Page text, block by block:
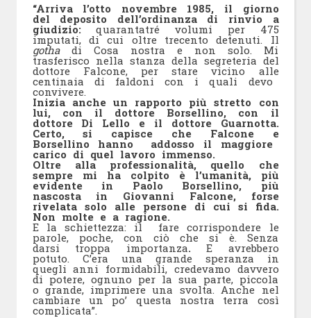
“Arriva l’otto novembre 1985, il giorno
del deposito dell’ordinanza di rinvio a
giudizio:quarantatré volumi per 475
imputati, di cui oltre trecento detenuti. Il
gothadi Cosa nostra e non solo. Mi
trasferisco nella stanza della segreteria del
dottore Falcone, per stare vicino alle
centinaia di faldoni con i quali devo
convivere.
Inizia anche un rapporto più stretto con
lui, con il dottore Borsellino, con il
dottore Di Lello e il dottore Guarnotta.
Certo, si capisce che Falcone e
Borsellino hanno addosso il maggiore
carico di quel lavoro immenso.
Oltre alla professionalità, quello che
sempre mi ha colpito è l’umanità, più
evidente in Paolo Borsellino, più
nascosta in Giovanni Falcone, forse
rivelata solo alle persone di cui si fida.
Non molte e a ragione.
E la schiettezza: il fare corrispondere le
parole, poche, con ciò che si è. Senza
darsi troppa importanza. E avrebbero
potuto. C’era una grande speranza in
quegli anni formidabili, credevamo davvero
di potere, ognuno per la sua parte, piccola
o grande, imprimere una svolta. Anche nel
cambiare un po’ questa nostra terra così
complicata”.